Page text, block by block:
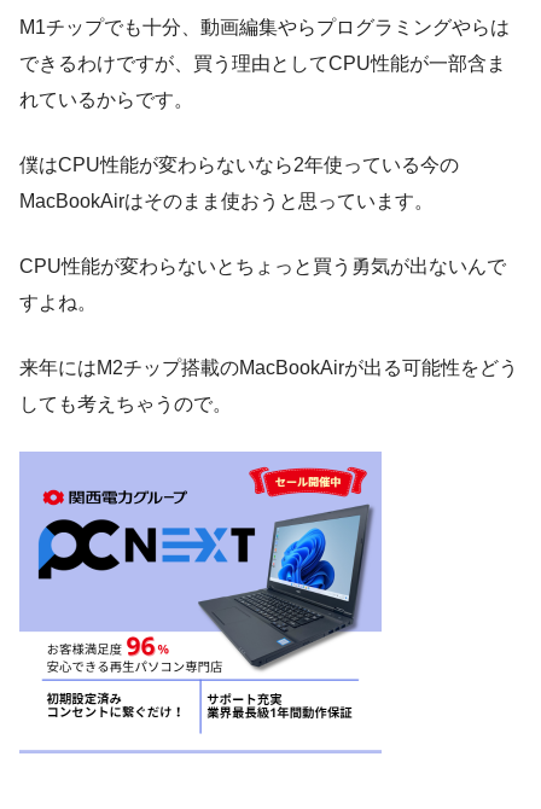
M1チップでも十分、動画編集やらプログラミングやらは
できるわけですが、買う理由としてCPU性能が一部含ま
れているからです。
僕はCPU性能が変わらないなら2年使っている今の
MacBookAirはそのまま使おうと思っています。
CPU性能が変わらないとちょっと買う勇気が出ないんで
すよね。
来年にはM2チップ搭載のMacBookAirが出る可能性をどう
しても考えちゃうので。